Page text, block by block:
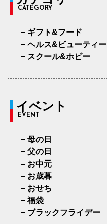
CATEGORY
ギフト&フード
ヘルス&ビューティー
スクール&ホビー
イベント
EVENT
母の日
父の日
お中元
お歳暮
おせち
福袋
ブラックフライデー